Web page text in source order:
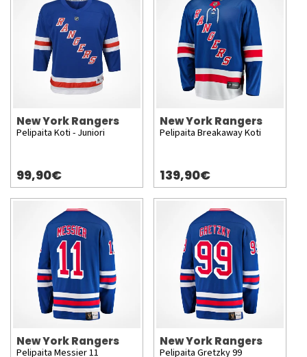
New York Rangers
Pelipaita Koti - Juniori
99,90€
New York Rangers
Pelipaita Breakaway Koti
139,90€
New York Rangers
Pelipaita Messier 11
New York Rangers
Pelipaita Gretzky 99